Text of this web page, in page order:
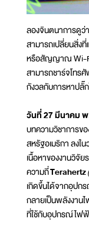
ลองจินตนาการดูว่
สามารถเปลี่ยนสิ่ง
หรือสัญญาณ Wi-Fi
สามารถชาร์จโทร
กังวลกับการหาปลั๊
วันที่ 27 มีนาคม
บทความวิชาการข
สหรัฐอเมริกา ลงใ
เนื้อหาของงานวิจั
ความถี่Terahertz
เกิดขึ้นได้จากอุป
กลายเป็นพลังงาน
ที่ใช้กับอุปกรณ์ไฟ